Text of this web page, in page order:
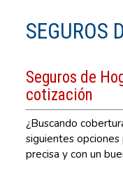
SEGUROS
Seguros de
cotización
¿Buscando
siguientes
precisa y con un